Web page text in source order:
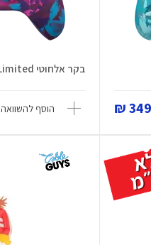
349
בקר אלחוטי Heart Breaker Limited
הוסף להשוואה